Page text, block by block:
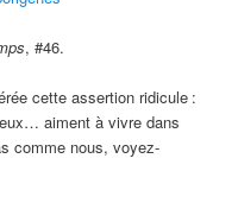
, #46.
cette assertion ridicule :
aiment à vivre dans
comme nous, voyez-